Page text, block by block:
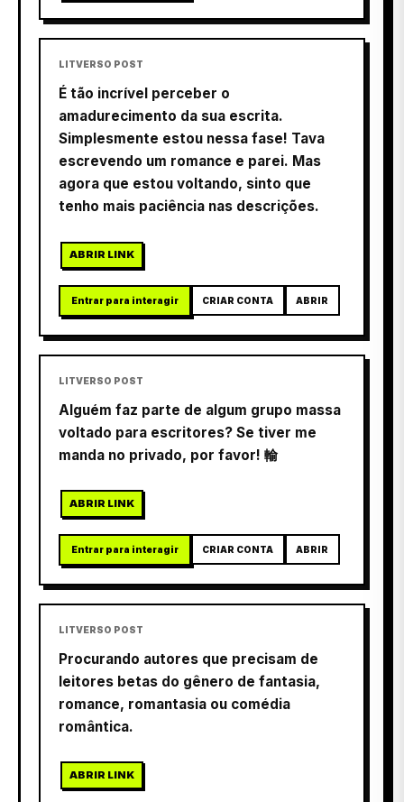
LITVERSO POST
É tão incrível perceber o
amadurecimento da sua escrita.
Simplesmente estou nessa fase! Tava
escrevendo um romance e parei. Mas
agora que estou voltando, sinto que
tenho mais paciência nas descrições.
ABRIR LINK
Entrar para interagir CRIAR CONTA ABRIR
LITVERSO POST
Alguém faz parte de algum grupo massa
voltado para escritores? Se tiver me
manda no privado, por favor! 輸
ABRIR LINK
Entrar para interagir CRIAR CONTA ABRIR
LITVERSO POST
Procurando autores que precisam de
leitores betas do gênero de fantasia,
romance, romantasia ou comédia
romântica.
ABRIR LINK